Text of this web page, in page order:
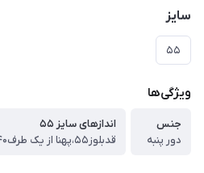
سایز
۵۵
ویژگی‌ها
جنس
دور پنبه
اندازهای سایز ۵۵